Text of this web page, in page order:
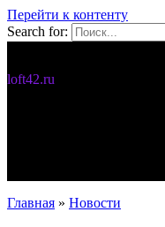
Перейти к контенту
Search for:
loft42.ru
Главная » Новости